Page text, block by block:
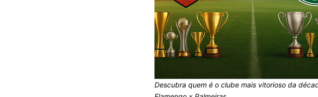
Descubra quem é o clube mais vitorioso da